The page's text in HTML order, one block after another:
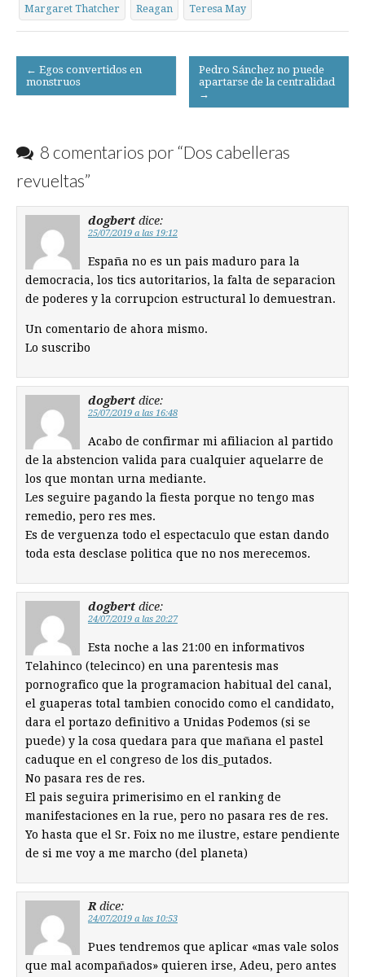
Margaret Thatcher Reagan Teresa May
Post
navigation
← Egos convertidos en
monstruos
Pedro Sánchez no puede
apartarse de la centralidad
→
8 comentarios por “Dos cabelleras
revueltas”
dogbert dice:
25/07/2019 a las 19:12
España no es un pais maduro para la
democracia, los tics autoritarios, la falta de separacion
de poderes y la corrupcion estructural lo demuestran.
Un comentario de ahora mismo.
Lo suscribo
dogbert dice:
25/07/2019 a las 16:48
Acabo de confirmar mi afiliacion al partido
de la abstencion valida para cualquier aquelarre de
los que montan urna mediante.
Les seguire pagando la fiesta porque no tengo mas
remedio, pero res mes.
Es de verguenza todo el espectaculo que estan dando
toda esta desclase politica que no nos merecemos.
dogbert dice:
24/07/2019 a las 20:27
Esta noche a las 21:00 en informativos
Telahinco (telecinco) en una parentesis mas
pornografico que la programacion habitual del canal,
el guaperas total tambien conocido como el candidato,
dara el portazo definitivo a Unidas Podemos (si se
puede) y la cosa quedara para que mañana el pastel
caduque en el congreso de los dis_putados.
No pasara res de res.
El pais seguira primerisimo en el ranking de
manifestaciones en la rue, pero no pasara res de res.
Yo hasta que el Sr. Foix no me ilustre, estare pendiente
de si me voy a me marcho (del planeta)
R dice:
24/07/2019 a las 10:53
Pues tendremos que aplicar «mas vale solos
que mal acompañados» quieren irse, Adeu, pero antes